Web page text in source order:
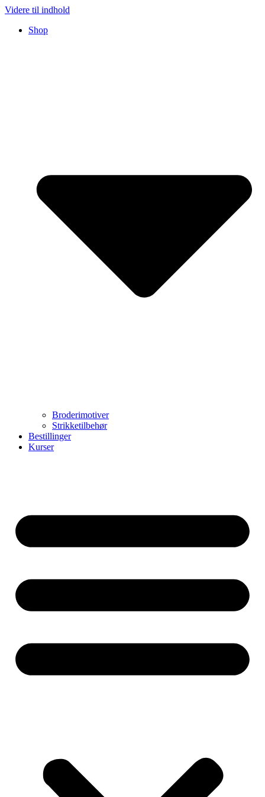
Videre til indhold
Shop
Broderimotiver
Strikketilbehør
Bestillinger
Kurser